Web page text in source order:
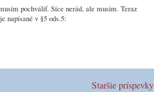
pochváliť. Síce nerád, ale musím. Teraz
napísané v §5 ods.5:
Staršie príspevky